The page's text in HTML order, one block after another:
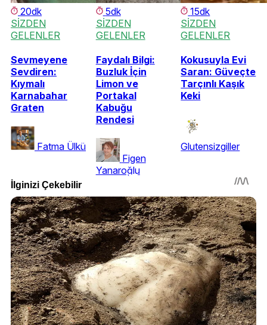
20dk
SİZDEN
GELENLER
Sevmeyene
Sevdiren:
Kıymalı
Karnabahar
Graten
Fatma Ülkü
5dk
SİZDEN
GELENLER
Faydalı Bilgi:
Buzluk İçin
Limon ve
Portakal
Kabuğu
Rendesi
Figen
Yanaroğlu
15dk
SİZDEN
GELENLER
Kokusuyla Evi
Saran: Güveçte
Tarçınlı Kaşık
Keki
Glutensizgiller